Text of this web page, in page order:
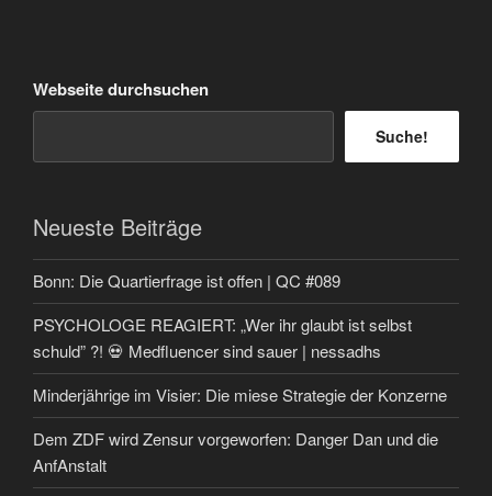
Webseite durchsuchen
Suche!
Neueste Beiträge
Bonn: Die Quartierfrage ist offen | QC #089
PSYCHOLOGE REAGIERT: „Wer ihr glaubt ist selbst
schuld” ?! 💀 Medfluencer sind sauer | nessadhs
Minderjährige im Visier: Die miese Strategie der Konzerne
Dem ZDF wird Zensur vorgeworfen: Danger Dan und die
AnfAnstalt